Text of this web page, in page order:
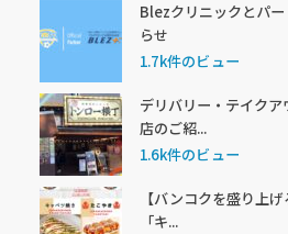
Blezクリニックとパ
らせ
1.7k件のビュー
デリバリー・テイク
店のご紹...
1.6k件のビュー
【バンコクを盛り上
「キ...